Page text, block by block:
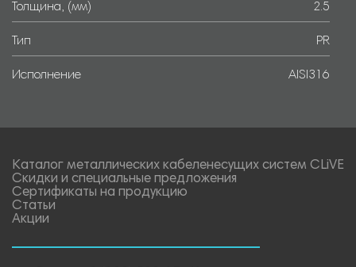
Толщина, (мм) 2.5
Тип PR
Исполнение AISI316
Каталог металлических кабеленесущих систем CLiVE
Скидки и специальные предложения
Сертификаты на продукцию
Статьи
Акции